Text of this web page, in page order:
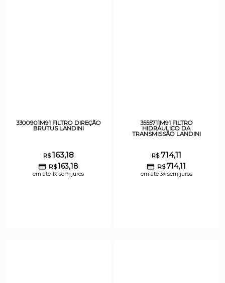
3300901M91 FILTRO DIREÇÃO
BRUTUS LANDINI
R$163,18
R$163,18
em até 1x sem juros
3555711M91 FILTRO
HIDRÁULICO DA
TRANSMISSÃO LANDINI
R$714,11
R$714,11
em até 3x sem juros